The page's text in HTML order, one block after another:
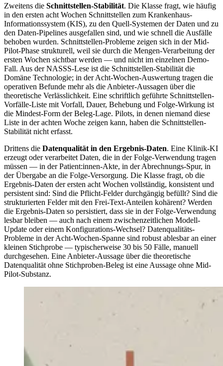
Zweitens die Schnittstellen-Stabilität. Die Klasse fragt, wie häufig
in den ersten acht Wochen Schnittstellen zum Krankenhaus-
Informationssystem (KIS), zu den Quell-Systemen der Daten und zu
den Daten-Pipelines ausgefallen sind, und wie schnell die Ausfälle
behoben wurden. Schnittstellen-Probleme zeigen sich in der Mid-
Pilot-Phase strukturell, weil sie durch die Mengen-Verarbeitung der
ersten Wochen sichtbar werden — und nicht im einzelnen Demo-
Fall. Aus der NASSS-Lese ist die Schnittstellen-Stabilität die
Domäne Technologie; in der Acht-Wochen-Auswertung tragen die
operativen Befunde mehr als die Anbieter-Aussagen über die
theoretische Verlässlichkeit. Eine schriftlich geführte Schnittstellen-
Vorfälle-Liste mit Vorfall, Dauer, Behebung und Folge-Wirkung ist
die Mindest-Form der Beleg-Lage. Pilots, in denen niemand diese
Liste in der achten Woche zeigen kann, haben die Schnittstellen-
Stabilität nicht erfasst.
Drittens die Datenqualität in den Ergebnis-Daten. Eine Klinik-KI
erzeugt oder verarbeitet Daten, die in der Folge-Verwendung tragen
müssen — in der Patient:innen-Akte, in der Abrechnungs-Spur, in
der Übergabe an die Folge-Versorgung. Die Klasse fragt, ob die
Ergebnis-Daten der ersten acht Wochen vollständig, konsistent und
persistent sind: Sind die Pflicht-Felder durchgängig befüllt? Sind die
strukturierten Felder mit den Frei-Text-Anteilen kohärent? Werden
die Ergebnis-Daten so persistiert, dass sie in der Folge-Verwendung
lesbar bleiben — auch nach einem zwischenzeitlichen Modell-
Update oder einem Konfigurations-Wechsel? Datenqualitäts-
Probleme in der Acht-Wochen-Spanne sind robust ablesbar an einer
kleinen Stichprobe — typischerweise 30 bis 50 Fälle, manuell
durchgesehen. Eine Anbieter-Aussage über die theoretische
Datenqualität ohne Stichproben-Beleg ist eine Aussage ohne Mid-
Pilot-Substanz.